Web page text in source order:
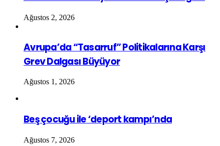
Ağustos 2, 2026
Avrupa’da “Tasarruf” Politikalarına Karşı
Grev Dalgası Büyüyor
Ağustos 1, 2026
Beş çocuğu ile ‘deport kampı’nda
Ağustos 7, 2026